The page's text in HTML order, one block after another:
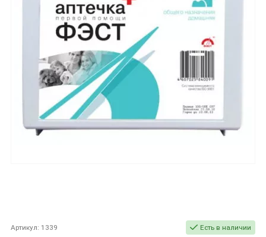
Артикул: 1339 Есть в наличии